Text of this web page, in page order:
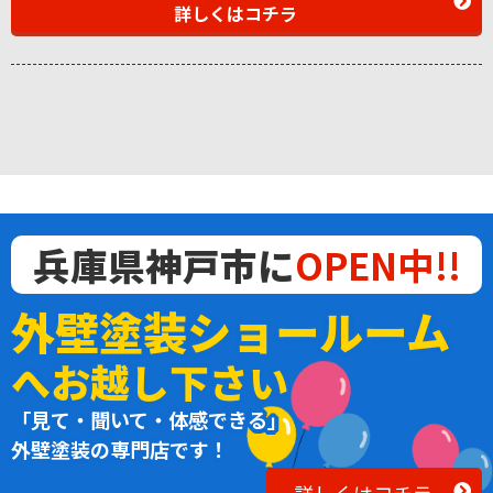
詳しくはコチラ
兵庫県神戸市にOPEN中!!
外壁塗装ショールーム
へお越し下さい
「見て・聞いて・体感できる」
外壁塗装の専門店です！